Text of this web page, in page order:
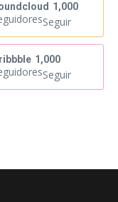
1,000
Seguir
1,000
Seguir